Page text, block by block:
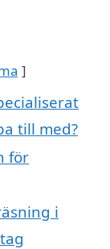
till med?
för
i